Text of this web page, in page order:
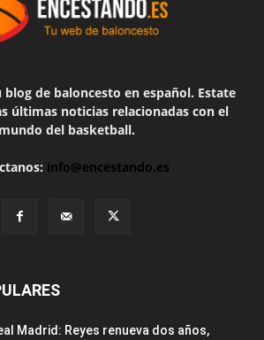
blog de baloncesto en español. Estate
últimas noticias relacionadas con el
mundo del basketball.
info@encestando.es
Madrid: Reyes renueva dos años,